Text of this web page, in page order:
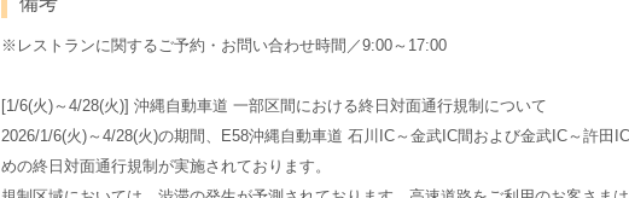
※レストランに関するご予約・お問い合わせ時間／9:00～17:00
[1/6(火)～4/28(火)] 沖縄自動車道 一部区間における終日対面通行規制について
2026/1/6(火)～4/28(火)の期間、E58沖縄自動車道 石川IC～金武IC間および金武IC～許田
めの終日対面通行規制が実施されております。